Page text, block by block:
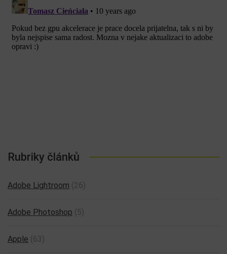
Rubriky článků
Adobe Lightroom (26)
Adobe Photoshop (5)
Apple (63)